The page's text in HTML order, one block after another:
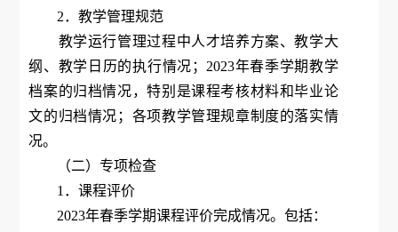
2．教学管理规范
教学运行管理过程中人才培养方案、教学大
纲、教学日历的执行情况；2023年春季学期教学
档案的归档情况，特别是课程考核材料和毕业论
文的归档情况；各项教学管理规章制度的落实情
况。
（二）专项检查
1．课程评价
2023年春季学期课程评价完成情况。包括：